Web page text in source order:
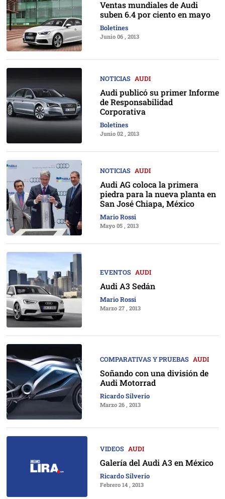
Ventas mundiales de Audi
suben 6.4 por ciento en mayo
Boletines
Junio 06 , 2013
NOTICIAS AUDI
Audi publicó su primer Informe
de Responsabilidad
Corporativa
Boletines
Junio 02 , 2013
NOTICIAS AUDI
Audi AG coloca la primera
piedra para la nueva planta en
San José Chiapa, México
Mario Rossi
Mayo 05 , 2013
EVENTOS AUDI
Audi A3 Sedán
Mario Rossi
Marzo 27 , 2013
COMPARATIVAS Y PRUEBAS AUDI
Soñando con una división de
Audi Motorrad
Ricardo Silverio
Marzo 26 , 2013
VIDEOS AUDI
Galería del Audi A3 en México
Ricardo Silverio
Febrero 14 , 2013